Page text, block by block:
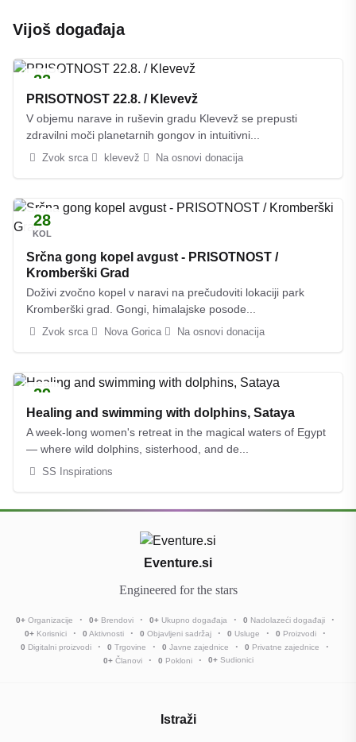
Vijoš događaja
22
KOL
PRISOTNOST 22.8. / Klevevž
V objemu narave in ruševin gradu Klevevž se prepusti
zdravilni moči planetarnih gongov in intuitivni...
Zvok srca klevevž Na osnovi donacija
28
KOL
Srčna gong kopel avgust - PRISOTNOST /
Kromberški Grad
Doživi zvočno kopel v naravi na prečudoviti lokaciji park
Kromberški grad. Gongi, himalajske posode...
Zvok srca Nova Gorica Na osnovi donacija
29
KOL
Healing and swimming with dolphins, Sataya
A week-long women's retreat in the magical waters of Egypt
— where wild dolphins, sisterhood, and de...
SS Inspirations
Eventure.si
Engineered for the stars
0+Organizacije 0+Brendovi 0+Ukupno događaja 0 Nadolazeći događaji
0+Korisnici 0 Aktivnosti 0 Objavljeni sadržaj 0 Usluge 0 Proizvodi
0 Digitalni proizvodi 0 Trgovine 0 Javne zajednice 0 Privatne zajednice
0+Članovi 0 Pokloni 0+Sudionici
Istraži